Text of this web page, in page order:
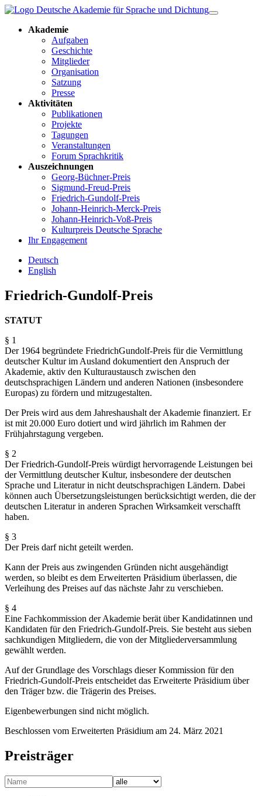
Akademie
Aufgaben
Geschichte
Mitglieder
Organisation
Satzung
Presse
Aktivitäten
Publikationen
Projekte
Tagungen
Veranstaltungen
Forum Sprachkritik
Auszeichnungen
Georg-Büchner-Preis
Sigmund-Freud-Preis
Friedrich-Gundolf-Preis
Johann-Heinrich-Merck-Preis
Johann-Heinrich-Voß-Preis
Kulturpreis Deutsche Sprache
Ihr Engagement
Deutsch
English
Friedrich-Gundolf-Preis
STATUT
§ 1
Der 1964 begründete Friedrich­Gundolf-Preis für die Vermittlung
deutscher Kultur im Ausland dokumentiert den Anspruch der
Akademie, aktiv den Kulturaustausch zwischen den
deutschsprachigen Ländern und anderen Nationen (insbesondere
Europas) zu fördern und mitzugestalten.
Der Preis wird aus dem Jahreshaushalt der Akademie finanziert. Er
ist mit 20.000 Euro dotiert und wird jährlich im Rahmen der
Frühjahrstagung vergeben.
§ 2
Der Friedrich-Gundolf-Preis würdigt hervorragende Leistungen bei
der Vermittlung deutscher Kultur, insbesondere der deutschen
Sprache und Literatur in nicht deutschsprachigen Ländern. Dabei
können auch Übersetzungsleistungen berücksichtigt werden, die der
deutschen Literatur in anderen Sprachen Wirksamkeit verschafft
haben.
§ 3
Der Preis darf nicht geteilt werden.
Kann der Preis aus zwingenden Gründen nicht ausgehändigt
werden, so bleibt es dem Erweiterten Präsidium überlassen, die
Verleihung des Preises auf das nächste Jahr zu verschieben.
§ 4
Eine Fachkommission der Akademie berät über Kandidatinnen und
Kandidaten für den Friedrich-Gundolf-Preis. Sie besteht aus sieben
sachkundigen Mitgliedern, die von der Mitgliederversammlung
gewählt werden.
Auf der Grundlage des Vorschlags dieser Kommission für den
Friedrich-Gundolf-Preis entscheidet das Erweiterte Präsidium über
den Träger bzw. die Trägerin des Preises.
Eigenbewerbungen sind nicht möglich.
Beschlossen vom Erweiterten Präsidium am 24. März 2021
Preisträger